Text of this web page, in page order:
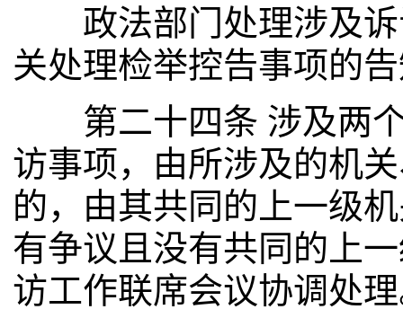
政法部门处理涉及诉
关处理检举控告事项的
第二十四条 涉及两个
访事项，由所涉及的机
的，由其共同的上一级
有争议且没有共同的上
访工作联席会议协调处